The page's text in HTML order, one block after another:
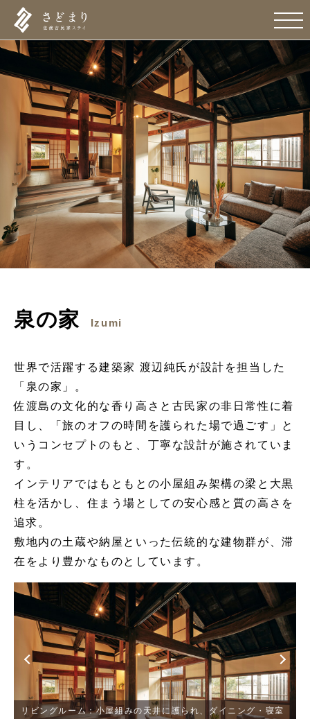
泉の家 Izumi
世界で活躍する建築家 渡辺純氏が設計を担当した
「泉の家」。
佐渡島の文化的な香り高さと古民家の非日常性に着
目し、「旅のオフの時間を護られた場で過ごす」と
いうコンセプトのもと、丁寧な設計が施されていま
す。
インテリアではもともとの小屋組み架構の梁と大黒
柱を活かし、住まう場としての安心感と質の高さを
追求。
敷地内の土蔵や納屋といった伝統的な建物群が、滞
在をより豊かなものとしています。
リビングルーム：小屋組みの天井に護られ、ダイニング・寝室